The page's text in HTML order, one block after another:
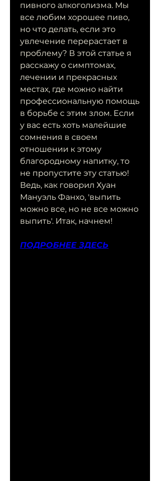
пивного алкоголизма. Мы
все любим хорошее пиво,
но что делать, если это
увлечение перерастает в
проблему? В этой статье я
расскажу о симптомах,
лечении и прекрасных
местах, где можно найти
профессиональную помощь
в борьбе с этим злом. Если
у вас есть хоть малейшие
сомнения в своем
отношении к этому
благородному напитку, то
не пропустите эту статью!
Ведь, как говорил Хуан
Мануэль Фанхо, 'выпить
можно все, но не все можно
выпить'. Итак, начнем!
ПОДРОБНЕЕ ЗДЕСЬ